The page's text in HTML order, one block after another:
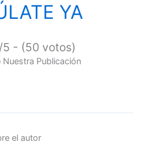
YA
5 - (50 votos)
Publicación
el autor